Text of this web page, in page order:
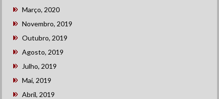
Março, 2020
Novembro, 2019
Outubro, 2019
Agosto, 2019
Julho, 2019
Mai, 2019
Abril, 2019